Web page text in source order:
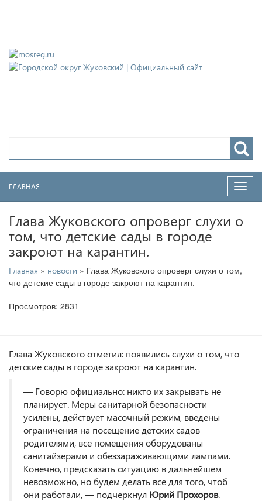
ГЛАВНАЯ
Глава Жуковского опроверг слухи о
том, что детские сады в городе
закроют на карантин.
Главная » новости » Глава Жуковского опроверг слухи о том,
что детские сады в городе закроют на карантин.
Просмотров: 2831
Глава Жуковского отметил: появились слухи о том, что
детские сады в городе закроют на карантин.
— Говорю официально: никто их закрывать не
планирует. Меры санитарной безопасности
усилены, действует масочный режим, введены
ограничения на посещение детских садов
родителями, все помещения оборудованы
санитайзерами и обеззараживающими лампами.
Конечно, предсказать ситуацию в дальнейшем
невозможно, но будем делать все для того, чтоб
они работали, — подчеркнул Юрий Прохоров.